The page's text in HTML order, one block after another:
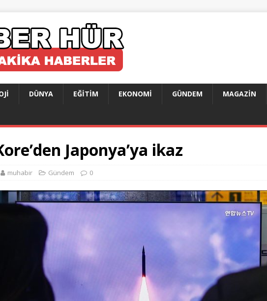
DÜNYA EĞITIM EKONOMI GÜNDEM MAGAZIN
Japonya’ya ikaz
muhabir Gündem 0